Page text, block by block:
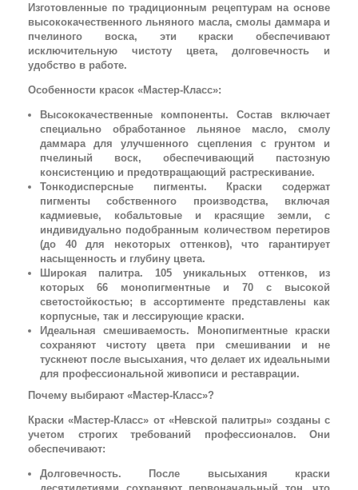
Изготовленные по традиционным рецептурам на основе
высококачественного льняного масла, смолы даммара и
пчелиного воска, эти краски обеспечивают
исключительную чистоту цвета, долговечность и
удобство в работе.
Особенности красок «Мастер-Класс»:
Высококачественные компоненты. Состав включает
специально обработанное льняное масло, смолу
даммара для улучшенного сцепления с грунтом и
пчелиный воск, обеспечивающий пастозную
консистенцию и предотвращающий растрескивание.
Тонкодисперсные пигменты. Краски содержат
пигменты собственного производства, включая
кадмиевые, кобальтовые и красящие земли, с
индивидуально подобранным количеством перетиров
(до 40 для некоторых оттенков), что гарантирует
насыщенность и глубину цвета.
Широкая палитра. 105 уникальных оттенков, из
которых 66 монопигментные и 70 с высокой
светостойкостью; в ассортименте представлены как
корпусные, так и лессирующие краски.
Идеальная смешиваемость. Монопигментные краски
сохраняют чистоту цвета при смешивании и не
тускнеют после высыхания, что делает их идеальными
для профессиональной живописи и реставрации.
Почему выбирают «Мастер-Класс»?
Краски «Мастер-Класс» от «Невской палитры» созданы с
учетом строгих требований профессионалов. Они
обеспечивают:
Долговечность. После высыхания краски